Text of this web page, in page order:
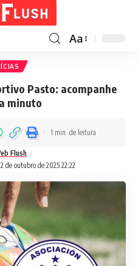
Aa
Pasto: acompanhe
minuto
de outubro de 2025 22:22
Flush
1 min. de leitura